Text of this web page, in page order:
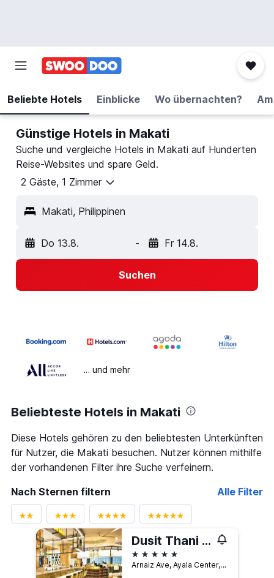
Beliebte Hotels Einblicke Wo übernachten?
Günstige Hotels in Makati
Suche und vergleiche Hotels in Makati auf Hunderten
Reise-Websites und spare Geld.
2 Gäste, 1 Zimmer
Makati, Philippinen
Do 13.8. - Fr 14.8.
Suchen
… und mehr
Beliebteste Hotels in Makati
Diese Hotels gehören zu den beliebtesten Unterkünften
für Nutzer, die Makati besuchen. Nutzer können mithilfe
der vorhandenen Filter ihre Suche verfeinern.
Nach Sternen filtern
Alle Filter
Dusit Thani Manila
5 Sterne
Arnaiz Ave, Ayala Center, Makati, Philippinen